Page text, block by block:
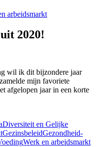
arbeidsmarkt
2020!
wil ik dit bijzondere jaar
mijn favoriete
afgelopen jaar in een korte
Diversiteit en Gelijke
GezinsbeleidGezondheid-
Werk en arbeidsmarkt